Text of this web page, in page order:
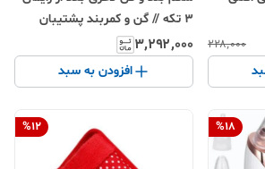
۲۲۸٬۰۰۰
3 تکه // گن و کمربند پشتیبان
شکم و کمر(ارسال از تهران می باشد)
۳٬۲۹۲٬۰۰۰
افزودن به سبد
%18
%12